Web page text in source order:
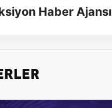
Haber Ajansı